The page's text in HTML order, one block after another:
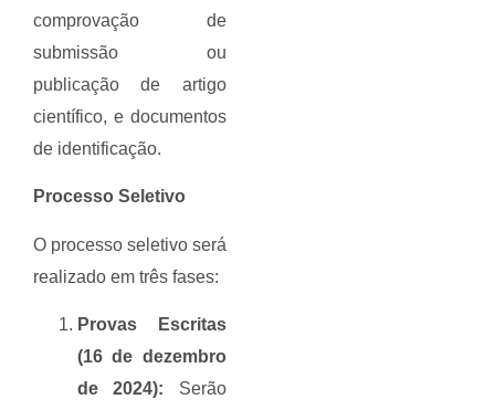
comprovação de
submissão ou
publicação de artigo
científico, e documentos
de identificação.
Processo Seletivo
O processo seletivo será
realizado em três fases:
Provas Escritas
(16 de dezembro
de 2024): Serão